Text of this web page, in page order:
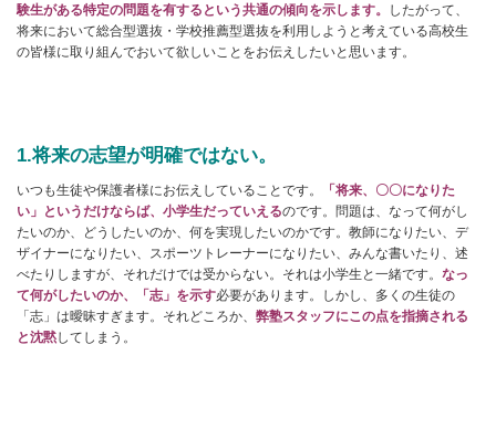
験生がある特定の問題を有するという共通の傾向を示します。
したがって、
将来において総合型選抜・学校推薦型選抜を利用しようと考えている高校生
の皆様に取り組んでおいて欲しいことをお伝えしたいと思います。
1.将来の志望が明確ではない。
いつも生徒や保護者様にお伝えしていることです。
「将来、〇〇になりた
い」というだけならば、小学生だっていえるのです。問題は、なって何がし
たいのか、どうしたいのか、何を実現したいのかです。教師になりたい、デ
ザイナーになりたい、スポーツトレーナーになりたい、みんな書いたり、述
べたりしますが、それだけでは受からない。それは小学生と一緒です。 なっ
て何がしたいのか、「志」を示す必要があります。しかし、多くの生徒の
「志」は曖昧すぎます。それどころか、 弊塾スタッフにこの点を指摘される
と沈黙してしまう。